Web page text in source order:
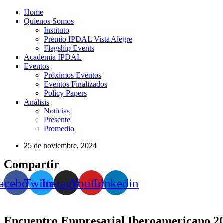
Home
Quienos Somos
Instituto
Premio IPDAL Vista Alegre
Flagship Events
Academia IPDAL
Eventos
Próximos Eventos
Eventos Finalizados
Policy Papers
Análisis
Notícias
Presente
Promedio
25 de noviembre, 2024
Compartir
TwitterInstagramYoutubeLinkedin